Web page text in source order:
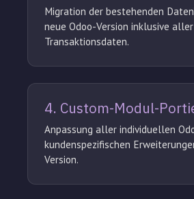
Migration der bestehenden
neue Odoo-Version inklusive
Transaktionsdaten.
4. Custom-Modul-
Anpassung aller individuellen
kundenspezifischen
Version.